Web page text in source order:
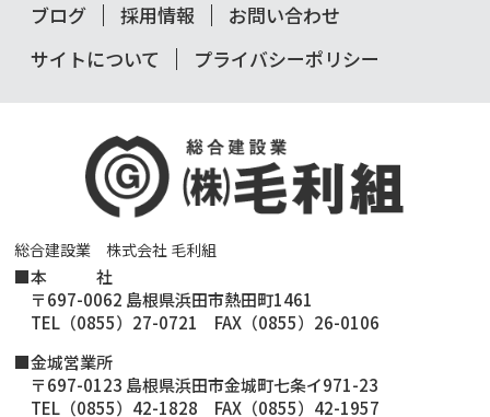
総合建設業 株式会社 毛利組
■本 社
〒697-0062 島根県浜田市熱田町1461
TEL（0855）27-0721 FAX（0855）26-0106
■金城営業所
〒697-0123 島根県浜田市金城町七条イ971-23
TEL（0855）42-1828 FAX（0855）42-1957
ブログ
採用情報
お問い合わせ
サイトについて
プライバシーポリシー